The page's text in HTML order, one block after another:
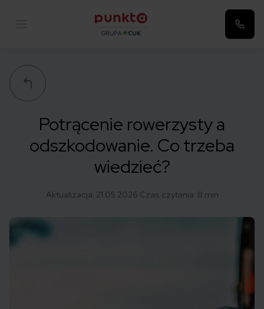
Potrącenie rowerzysty a
odszkodowanie. Co trzeba
wiedzieć?
Aktualizacja: 21.05.2026 Czas czytania: 8 min